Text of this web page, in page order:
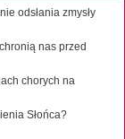
odsłania zmysły
nas przed
chorych na
Słońca?